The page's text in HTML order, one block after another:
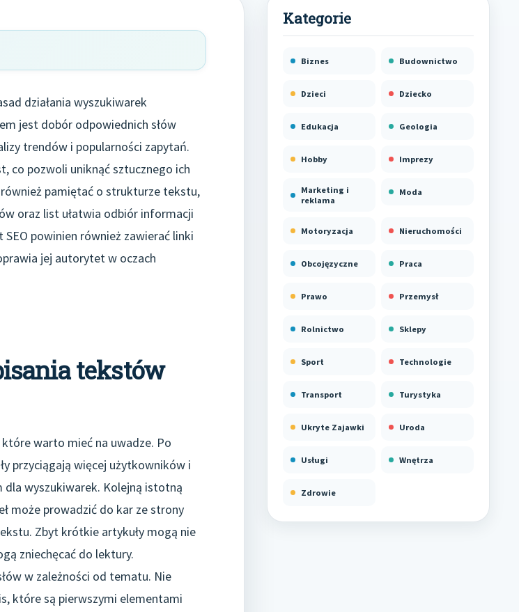
działania wyszukiwarek
jest dobór odpowiednich słów
trendów i popularności zapytań.
co pozwoli uniknąć sztucznego ich
pamiętać o strukturze tekstu,
oraz list ułatwia odbiór informacji
powinien również zawierać linki
jej autorytet w oczach
tekstów
warto mieć na uwadze. Po
przyciągają więcej użytkowników i
dla wyszukiwarek. Kolejną istotną
może prowadzić do kar ze strony
Zbyt krótkie artykuły mogą nie
zniechęcać do lektury.
w zależności od tematu. Nie
które są pierwszymi elementami
Biznes Budownictwo
Dzieci Dziecko
Edukacja Geologia
Hobby Imprezy
Marketing i
reklama
Moda
Motoryzacja Nieruchomości
Obcojęzyczne Praca
Prawo Przemysł
Rolnictwo Sklepy
Sport Technologie
Transport Turystyka
Ukryte Zajawki Uroda
Usługi Wnętrza
Zdrowie